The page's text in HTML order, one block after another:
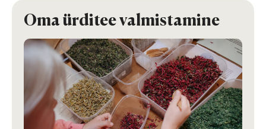
Oma ürditee valmistamine